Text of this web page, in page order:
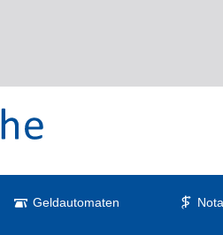
Geldautomaten